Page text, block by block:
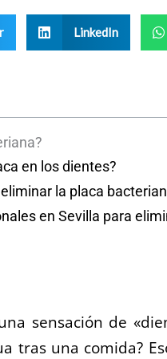
LinkedIn
en los dientes?
la placa
en Sevilla para
sensación de
tras una comida?